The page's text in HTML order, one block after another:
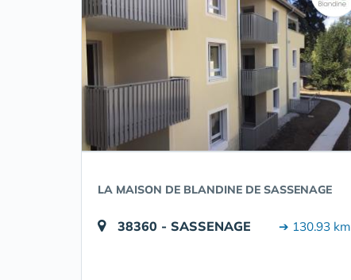
LA MAISON DE BLANDINE DE SASSENAGE
38360 - SASSENAGE ➔ 130.93 km